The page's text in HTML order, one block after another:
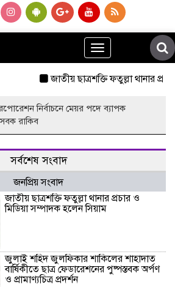
Toggle
navigation
জাতীয় ছাত্রশক্তি ফতুল্লা থানার
নির্বাচনে মেয়র পদে ব্যাপক
রাকিব
সর্বশেষ সংবাদ
জনপ্রিয় সংবাদ
জাতীয় ছাত্রশক্তি ফতুল্লা থানার প্রচার ও
মিডিয়া সম্পাদক হলেন সিয়াম
​জুলাই শহিদ জুলফিকার শাকিলের শাহাদাত
বার্ষিকীতে ছাত্র ফেডারেশনের পুষ্পস্তবক অর্পণ
ও প্রামাণ্যচিত্র প্রদর্শন